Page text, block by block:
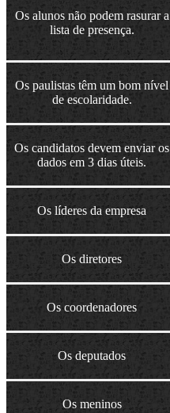
Os alunos não podem rasurar a
lista de presença.
Os paulistas têm um bom nível
de escolaridade.
Os candidatos devem enviar os
dados em 3 dias úteis.
Os líderes da empresa
Os diretores
Os coordenadores
Os deputados
Os meninos